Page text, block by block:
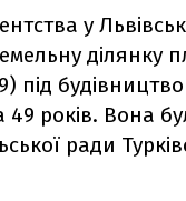
у
ділянку
під будівництво
49 років. Вона
ради